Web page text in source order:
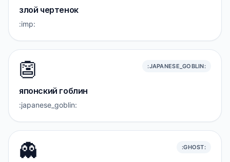
злой чертенок
:imp:
👺 :JAPANESE_GOBLIN:
японский гоблин
:japanese_goblin:
👻 :GHOST: